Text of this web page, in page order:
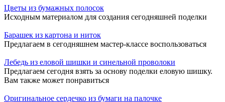
Цветы из бумажных полосок
Исходным материалом для создания сегодняшней поделки
Барашек из картона и ниток
Предлагаем в сегодняшнем мастер-классе воспользоваться
Лебедь из еловой шишки и синельной проволоки
Предлагаем сегодня взять за основу поделки еловую шишку.
Вам также может понравиться
Оригинальное сердечко из бумаги на палочке